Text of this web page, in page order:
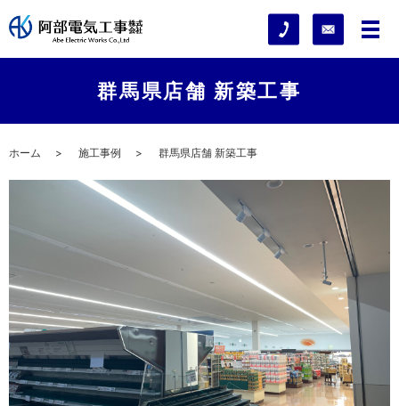
群馬県店舗 新築工事
ホーム 施工事例 群馬県店舗 新築工事